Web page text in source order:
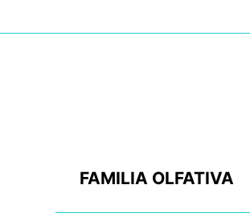
FAMILIA OLFATIVA